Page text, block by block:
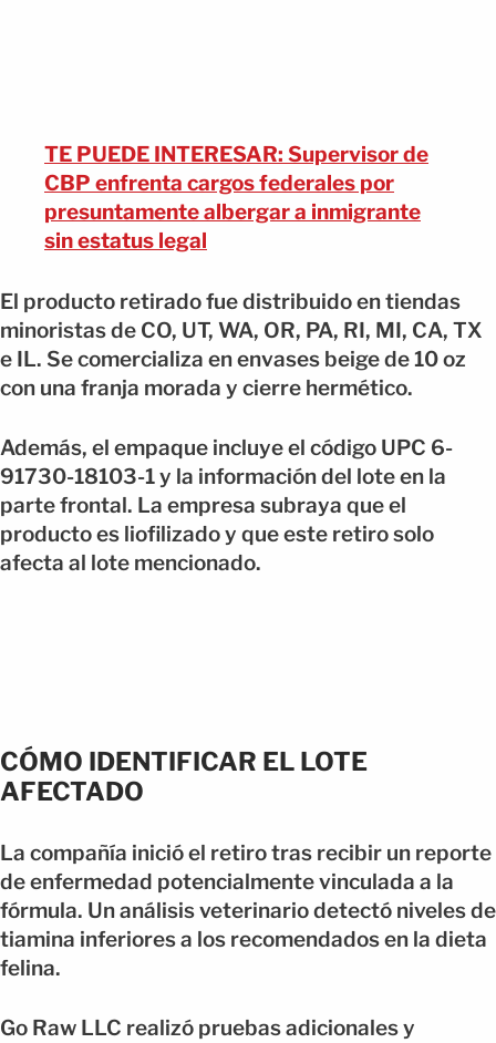
TE PUEDE INTERESAR: Supervisor de
CBP enfrenta cargos federales por
presuntamente albergar a inmigrante
sin estatus legal
El producto retirado fue distribuido en tiendas
minoristas de CO, UT, WA, OR, PA, RI, MI, CA, TX
e IL. Se comercializa en envases beige de 10 oz
con una franja morada y cierre hermético.
Además, el empaque incluye el código UPC 6-
91730-18103-1 y la información del lote en la
parte frontal. La empresa subraya que el
producto es liofilizado y que este retiro solo
afecta al lote mencionado.
CÓMO IDENTIFICAR EL LOTE
AFECTADO
La compañía inició el retiro tras recibir un reporte
de enfermedad potencialmente vinculada a la
fórmula. Un análisis veterinario detectó niveles de
tiamina inferiores a los recomendados en la dieta
felina.
Go Raw LLC realizó pruebas adicionales y